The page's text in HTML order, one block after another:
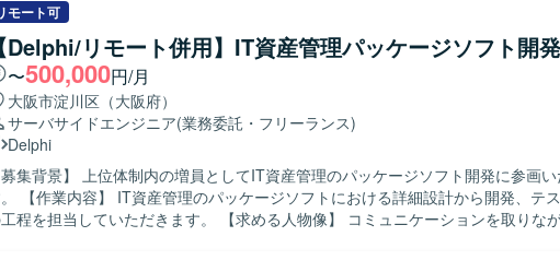
に対応いただける方を求めています。 【ポジションの魅力】 AWSとCisco機器を組み合わ
たネットワーク構成変更案件において、基本設計からリリースまで一貫して携わ
ラウド接続やVPNに関する知見を深めていただけます。 【開発環境】 AWS（Site to Site
）、Cisco機器（スイッチ、ルーター）、ブレイクアウトルーター、IPsecルー
ルブレイクアウト（TLS等）、インターネットVPN（IPsec）を使用します。
モート可
【Delphi/リモート併用】IT資産管理パッケージソフト開発
〜500,000円/月
大阪市淀川区（大阪府）
サーバサイドエンジニア(業務委託・フリーランス)
Delphi
募集背景】 上位体制内の増員としてIT資産管理のパッケージソフト開発に参画い
ら開発、テストまで一連
担当していただきます。 【求める人物像】 コミュニケーションを取りながら主体的に